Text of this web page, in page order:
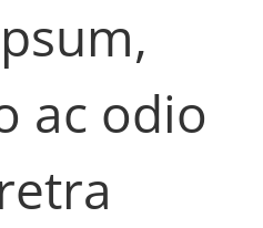
ac odio